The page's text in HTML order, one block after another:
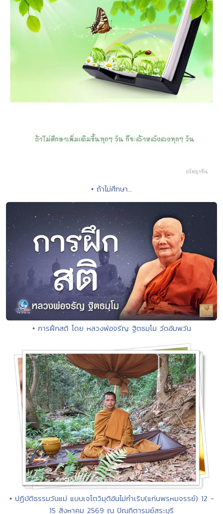
• ถ้าไม่ศึกษา...
• การฝึกสติ โดย หลวงพ่อจรัญ ฐิตธมฺโม วัดอัมพวัน
• ปฏิบัติธรรมวันแม่ แบบเจโตวิมุติอันไม่กำเริบ(แก่นพรหมจรรย์) 12 -
15 สิงหาคม 2569 ณ ปัณฑิตารมย์สระบุรี